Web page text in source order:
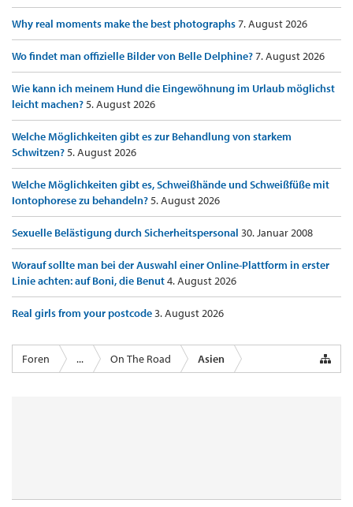
Why real moments make the best photographs7. August 2026
Wo findet man offizielle Bilder von Belle Delphine?7. August 2026
Wie kann ich meinem Hund die Eingewöhnung im Urlaub möglichst
leicht machen?5. August 2026
Welche Möglichkeiten gibt es zur Behandlung von starkem
Schwitzen?5. August 2026
Welche Möglichkeiten gibt es, Schweißhände und Schweißfüße mit
Iontophorese zu behandeln?5. August 2026
Sexuelle Belästigung durch Sicherheitspersonal 30. Januar 2008
Worauf sollte man bei der Auswahl einer Online-Plattform in erster
Linie achten: auf Boni, die Benut4. August 2026
Real girls from your postcode3. August 2026
Foren ... On The Road Asien